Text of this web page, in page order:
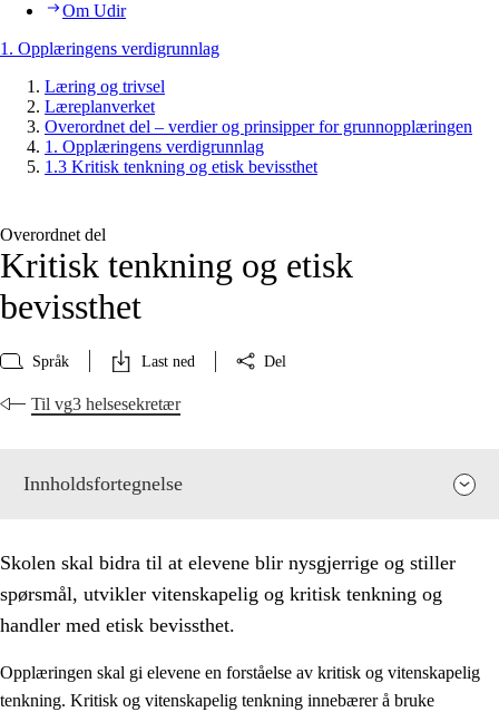
Om Udir
1. Opplæringens verdigrunnlag
Læring og trivsel
Læreplanverket
Overordnet del – verdier og prinsipper for grunnopplæringen
1. Opplæringens verdigrunnlag
1.3 Kritisk tenkning og etisk bevissthet
Overordnet del
Kritisk tenkning og etisk
bevissthet
Språk Last ned Del
Til vg3 helsesekretær
Innholdsfortegnelse
Skolen skal bidra til at elevene blir nysgjerrige og stiller
spørsmål, utvikler vitenskapelig og kritisk tenkning og
handler med etisk bevissthet.
Opplæringen skal gi elevene en forståelse av kritisk og vitenskapelig
tenkning. Kritisk og vitenskapelig tenkning innebærer å bruke